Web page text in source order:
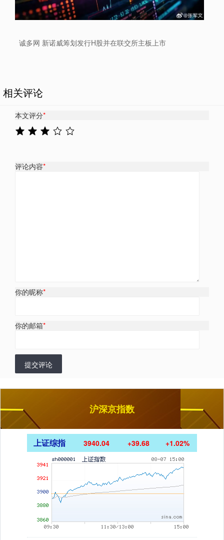
诚多网 新诺威筹划发行H股并在联交所主板上市
相关评论
本文评分*
评论内容*
你的昵称*
你的邮箱*
提交评论
沪深京指数
上证综指 3940.04 +39.68 +1.02%